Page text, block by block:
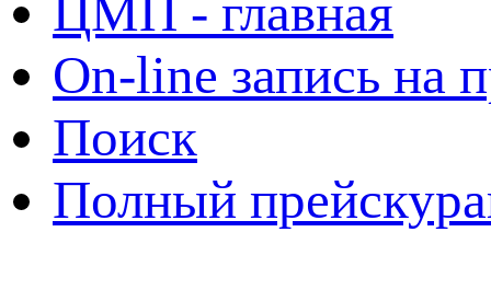
ЦМП - главная
On-line запись на
Поиск
Полный